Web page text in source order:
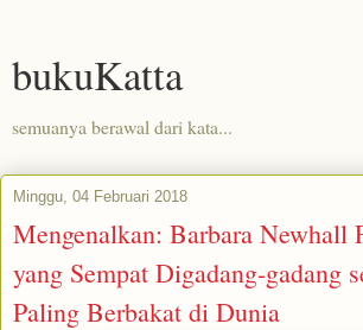
bukuKatta
semuanya berawal dari kata...
Minggu, 04 Februari 2018
Mengenalkan: Barbara Newhall
yang Sempat Digadang-gadang
Paling Berbakat di Dunia